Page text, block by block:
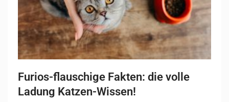
Furios-flauschige Fakten: die volle
Ladung Katzen-Wissen!